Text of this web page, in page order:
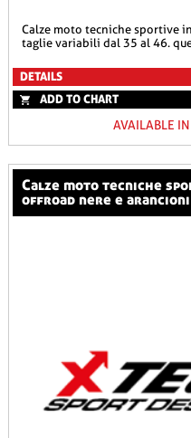
calze moto tecniche sportive invernali nere, blu e verdi xtech
taglie variabili dal 35 al 46.
DETAILS
ADD TO CHART
AVAILABLE
calze moto tecniche sportive invernali compression
offroad nere e